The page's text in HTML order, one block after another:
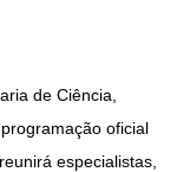
de Ciência,
oficial
especialistas,